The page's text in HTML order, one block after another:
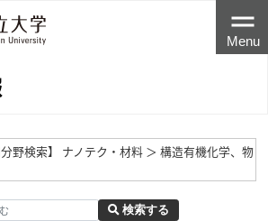
Menu
分野検索】 ナノテク・材料 ＞ 構造有機化学、物
検索する